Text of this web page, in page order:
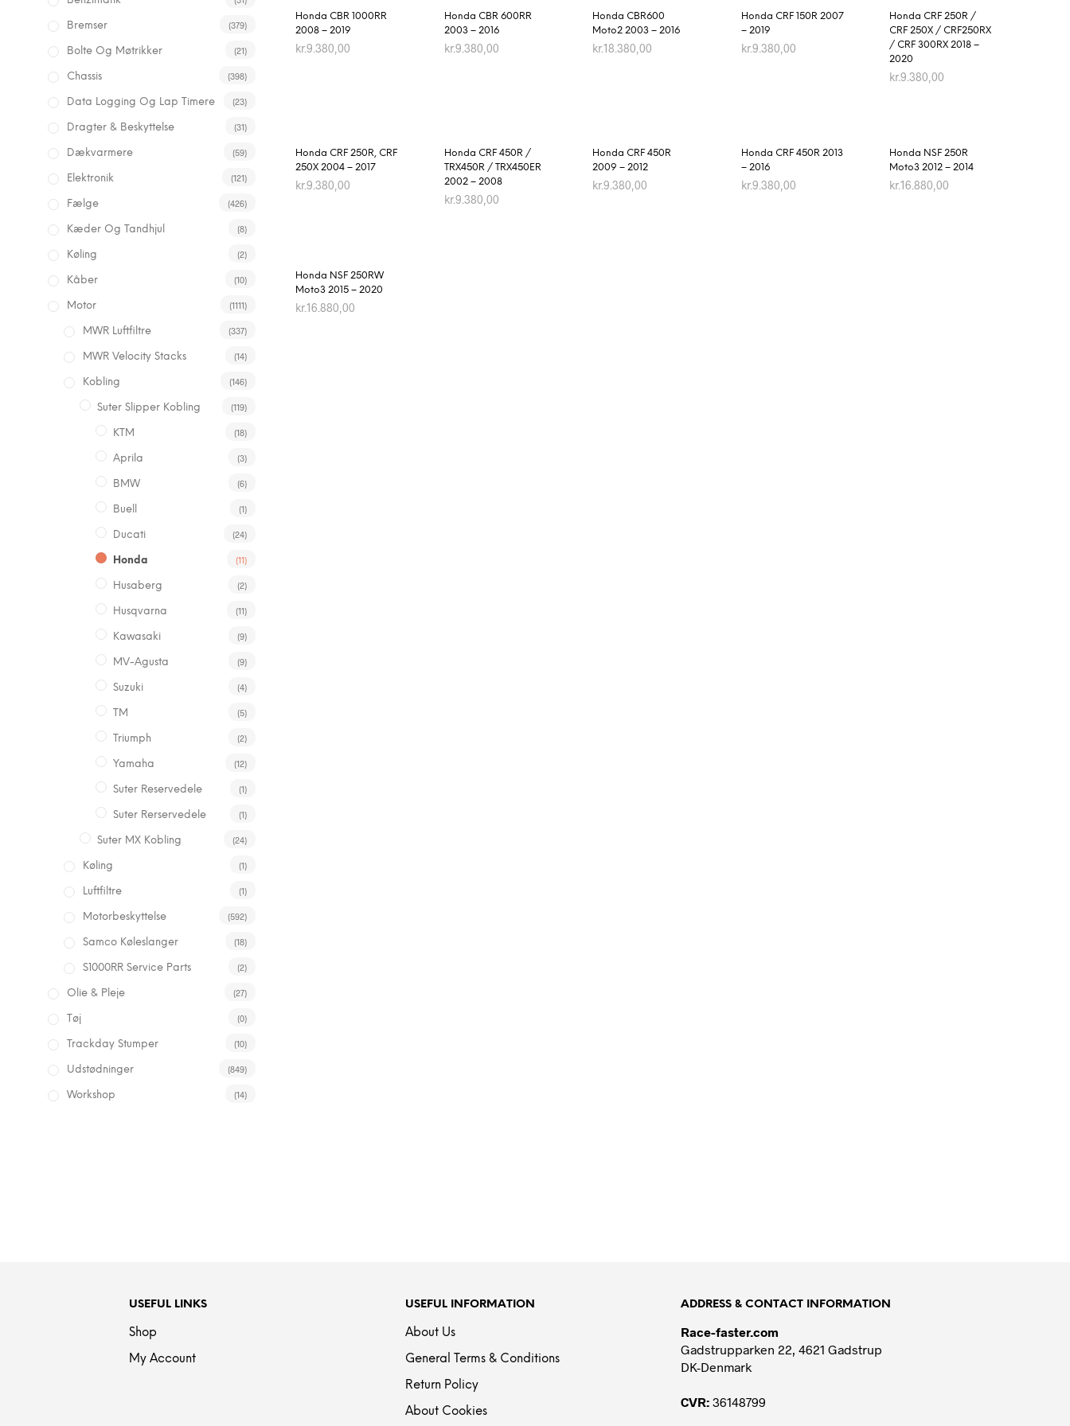
Bremser (379)
Bolte Og Møtrikker (21)
Chassis (398)
Data Logging Og Lap Timere (23)
Dragter & Beskyttelse (31)
Dækvarmere (59)
Elektronik (121)
Fælge (426)
Kæder Og Tandhjul (8)
Køling (2)
Kåber (10)
Motor (1111)
MWR Luftfiltre (337)
MWR Velocity Stacks (14)
Kobling (146)
Suter Slipper Kobling (119)
KTM (18)
Aprila (3)
BMW (6)
Buell (1)
Ducati (24)
Honda (11)
Husaberg (2)
Husqvarna (11)
Kawasaki (9)
MV-Agusta (9)
Suzuki (4)
TM (5)
Triumph (2)
Yamaha (12)
Suter Reservedele (1)
Suter Rerservedele (1)
Suter MX Kobling (24)
Køling (1)
Luftfiltre (1)
Motorbeskyttelse (592)
Samco Køleslanger (18)
S1000RR Service Parts (2)
Olie & Pleje (27)
Tøj (0)
Trackday Stumper (10)
Udstødninger (849)
Workshop (14)
Honda CBR 1000RR
2008 – 2019
kr.9.380,00
Honda CBR 600RR
2003 – 2016
kr.9.380,00
Honda CBR600
Moto2 2003 – 2016
kr.18.380,00
Honda CRF 150R 2007
– 2019
kr.9.380,00
Honda CRF 250R /
CRF 250X / CRF250RX
/ CRF 300RX 2018 –
2020
kr.9.380,00
Honda CRF 250R, CRF
250X 2004 – 2017
kr.9.380,00
Honda CRF 450R /
TRX450R / TRX450ER
2002 – 2008
kr.9.380,00
Honda CRF 450R
2009 – 2012
kr.9.380,00
Honda CRF 450R 2013
– 2016
kr.9.380,00
Honda NSF 250R
Moto3 2012 – 2014
kr.16.880,00
Honda NSF 250RW
Moto3 2015 – 2020
kr.16.880,00
USEFUL LINKS
Shop
My Account
USEFUL INFORMATION
About Us
General Terms & Conditions
Return Policy
About Cookies
ADDRESS & CONTACT INFORMATION
Race-faster.com
Gadstrupparken 22, 4621 Gadstrup
DK-Denmark
CVR: 36148799